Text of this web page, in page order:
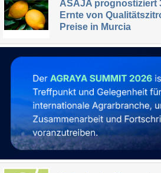
ASAJA prognostiziert
Ernte von
Preise in Murcia